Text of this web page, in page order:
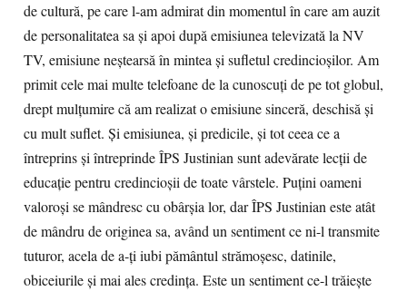
de cultură, pe care l-am admirat din momentul în care am auzit
de personalitatea sa şi apoi după emisiunea televizată la NV
TV, emisiune neştearsă în mintea şi sufletul credincioşilor. Am
primit cele mai multe telefoane de la cunoscuţi de pe tot globul,
drept mulţumire că am realizat o emisiune sinceră, deschisă şi
cu mult suflet. Şi emisiunea, şi predicile, şi tot ceea ce a
întreprins şi întreprinde ÎPS Justinian sunt adevărate lecţii de
educaţie pentru credincioşii de toate vârstele. Puţini oameni
valoroşi se mândresc cu obârşia lor, dar ÎPS Justinian este atât
de mândru de originea sa, având un sentiment ce ni-l transmite
tuturor, acela de a-ţi iubi pământul strămoşesc, datinile,
obiceiurile şi mai ales credinţa. Este un sentiment ce-l trăieşte